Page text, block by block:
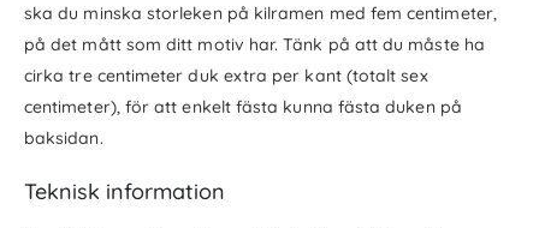
ska du minska storleken på kilramen med fem centimeter,
på det mått som ditt motiv har. Tänk på att du måste ha
cirka tre centimeter duk extra per kant (totalt sex
centimeter), för att enkelt fästa kunna fästa duken på
baksidan.
Teknisk information